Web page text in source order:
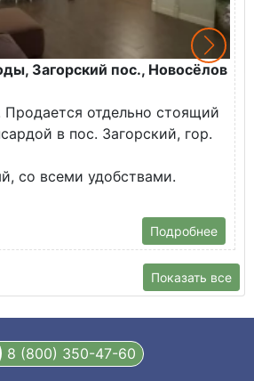
Загорский пос., Новосёлов
отдельно стоящий
в пос. Загорский, гор.
со всеми удобствами.
Подробнее
Показать все
8 (800) 350-47-60